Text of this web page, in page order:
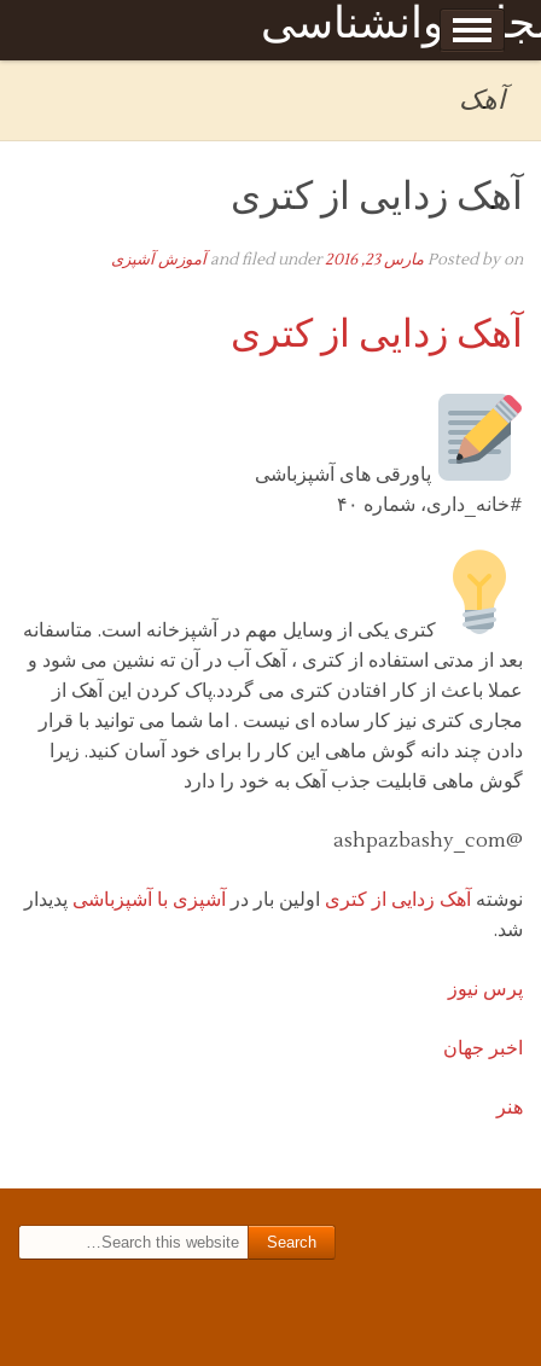
روانشناسی
Skip to content
برگه نمونه
آهک
آهک زدایی از کتری
Posted byon مارس 23, 2016 and filed under آموزش آشپزی
آهک زدایی از کتری
پاورقی های آشپزباشی
#خانه_داری، شماره ۴۰
کتری یکی از وسایل مهم در آشپزخانه است. متاسفانه
بعد از مدتی استفاده از کتری ، آهک آب در آن ته نشین می شود و
عملا باعث از کار افتادن کتری می گردد.پاک کردن این آهک از
مجاری کتری نیز کار ساده ای نیست . اما شما می توانید با قرار
دادن چند دانه گوش ماهی این کار را برای خود آسان کنید. زیرا
گوش ماهی قابلیت جذب آهک به خود را دارد
@ashpazbashy_com
نوشته آهک زدایی از کتری اولین بار در آشپزی با آشپزباشی پدیدار
شد.
پرس نیوز
اخبر جهان
هنر